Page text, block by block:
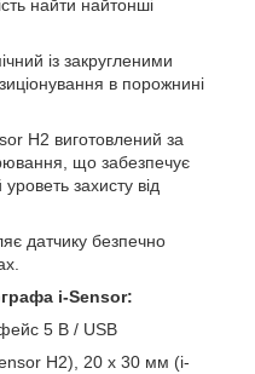
найти найтонші
із закругленими
в порожнині
H2 виготовлений за
що забезпечує
захисту від
датчику безпечно
i-Sensor:
5 В / USB
H2), 20 х 30 мм (i-